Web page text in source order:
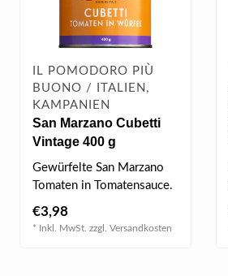
IL POMODORO PIÙ
BUONO / ITALIEN,
KAMPANIEN
San Marzano Cubetti
Vintage 400 g
Gewürfelte San Marzano
Tomaten in Tomatensauce.
€3,98
* Inkl. MwSt. zzgl. Versandkosten